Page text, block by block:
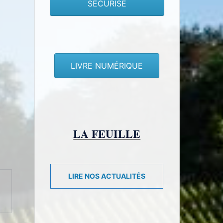
SECURISE
LIVRE NUMÉRIQUE
LA FEUILLE
LIRE NOS ACTUALITÉS